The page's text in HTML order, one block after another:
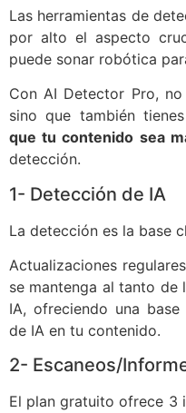
Las herramientas de
por alto el aspecto
puede sonar robótica
Con AI Detector Pro,
sino que también
que tu contenido sea
detección.
1- Detección de IA
La detección es la base
Actualizaciones
se mantenga al tanto de
IA, ofreciendo una
de IA en tu contenido.
2- Escaneos/
El plan gratuito ofrece 3